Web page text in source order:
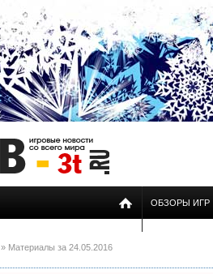
ОБЗОРЫ ИГР
» Материалы за 24.05.2016